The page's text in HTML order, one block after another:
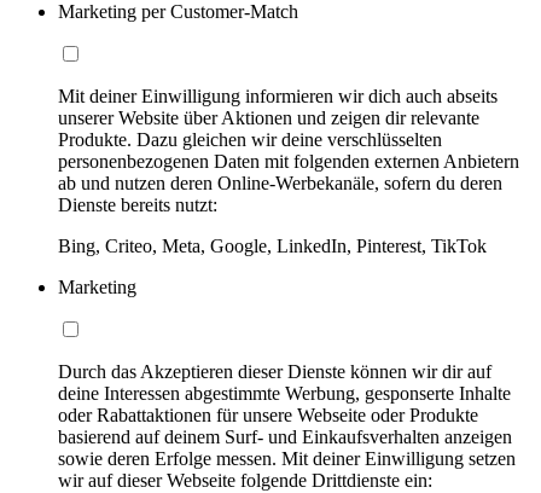
Marketing per Customer-Match
Mit deiner Einwilligung informieren wir dich auch abseits
unserer Website über Aktionen und zeigen dir relevante
Produkte. Dazu gleichen wir deine verschlüsselten
personenbezogenen Daten mit folgenden externen Anbietern
ab und nutzen deren Online-Werbekanäle, sofern du deren
Dienste bereits nutzt:
Bing, Criteo, Meta, Google, LinkedIn, Pinterest, TikTok
Marketing
Durch das Akzeptieren dieser Dienste können wir dir auf
deine Interessen abgestimmte Werbung, gesponserte Inhalte
oder Rabattaktionen für unsere Webseite oder Produkte
basierend auf deinem Surf- und Einkaufsverhalten anzeigen
sowie deren Erfolge messen. Mit deiner Einwilligung setzen
wir auf dieser Webseite folgende Drittdienste ein: